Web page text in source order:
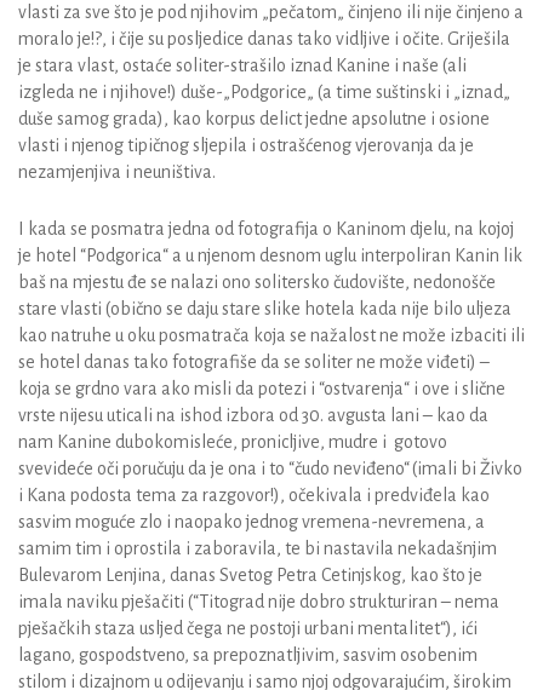
vlasti za sve što je pod njihovim „pečatom„ činjeno ili nije činjeno a
moralo je!?, i čije su posljedice danas tako vidljive i očite. Griješila
je stara vlast, ostaće soliter-strašilo iznad Kanine i naše (ali
izgleda ne i njihove!) duše-„Podgorice„ (a time suštinski i „iznad„
duše samog grada), kao korpus delict jedne apsolutne i osione
vlasti i njenog tipičnog sljepila i ostrašćenog vjerovanja da je
nezamjenjiva i neuništiva.
I kada se posmatra jedna od fotografija o Kaninom djelu, na kojoj
je hotel “Podgorica“ a u njenom desnom uglu interpoliran Kanin lik
baš na mjestu đe se nalazi ono solitersko čudovište, nedonošče
stare vlasti (obično se daju stare slike hotela kada nije bilo uljeza
kao natruhe u oku posmatrača koja se nažalost ne može izbaciti ili
se hotel danas tako fotografiše da se soliter ne može viđeti) –
koja se grdno vara ako misli da potezi i “ostvarenja“ i ove i slične
vrste nijesu uticali na ishod izbora od 30. avgusta lani – kao da
nam Kanine dubokomisleće, pronicljive, mudre i gotovo
svevideće oči poručuju da je ona i to “čudo neviđeno“(imali bi Živko
i Kana podosta tema za razgovor!), očekivala i predviđela kao
sasvim moguće zlo i naopako jednog vremena-nevremena, a
samim tim i oprostila i zaboravila, te bi nastavila nekadašnjim
Bulevarom Lenjina, danas Svetog Petra Cetinjskog, kao što je
imala naviku pješačiti (“Titograd nije dobro strukturiran – nema
pješačkih staza usljed čega ne postoji urbani mentalitet“), ići
lagano, gospodstveno, sa prepoznatljivim, sasvim osobenim
stilom i dizajnom u odijevanju i samo njoj odgovarajućim, širokim